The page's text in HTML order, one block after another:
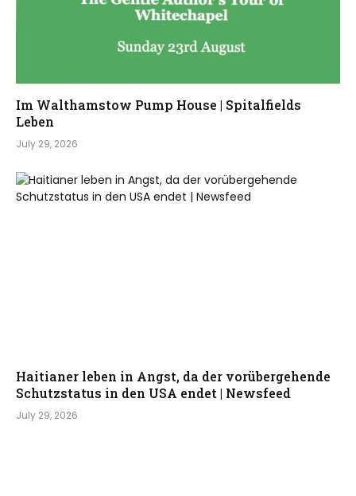
Im Walthamstow Pump House | Spitalfields
Leben
July 29, 2026
Haitianer leben in Angst, da der vorübergehende
Schutzstatus in den USA endet | Newsfeed
July 29, 2026